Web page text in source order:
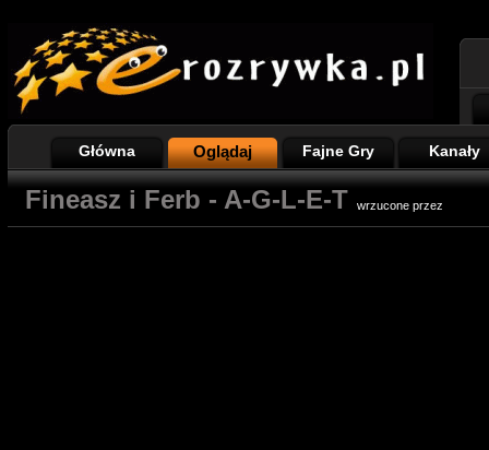
Główna Oglądaj Fajne Gry Kanały
Fineasz i Ferb - A-G-L-E-T wrzucone przez